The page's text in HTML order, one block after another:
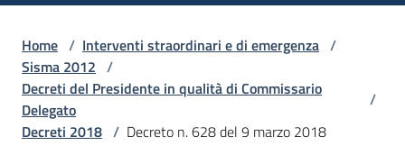
Sottosezioni
Accesso
Home / Interventi straordinari e di emergenza /
Sisma 2012 /
Decreti del Presidente in qualità di Commissario
Delegato
/
Decreti 2018 / Decreto n. 628 del 9 marzo 2018